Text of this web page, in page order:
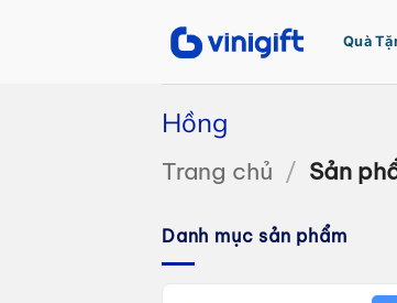
Quà
Hồng
Trang chủ / Sản
Danh mục sản phẩm